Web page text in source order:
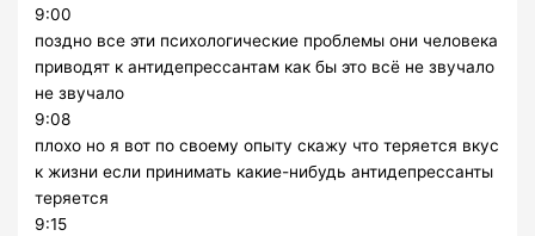
9:00
поздно все эти психологические проблемы они человека
приводят к антидепрессантам как бы это всё не звучало
не звучало
9:08
плохо но я вот по своему опыту скажу что теряется вкус
к жизни если принимать какие-нибудь антидепрессанты
теряется
9:15